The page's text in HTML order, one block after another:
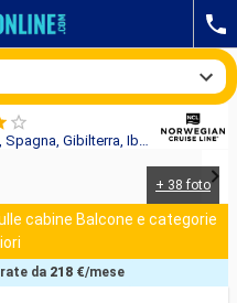
Crociera Norwegian Dawn: Portogallo, Spagna, Gibilterra, Ibiza, Maiorca in partenza da Lisbona
+ 38 foto
rate da218 €/mese
cabine Balcone e categorie